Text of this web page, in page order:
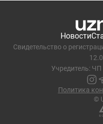
Новости
Свидетельство о
Учредитель: ЧП
Политика
©